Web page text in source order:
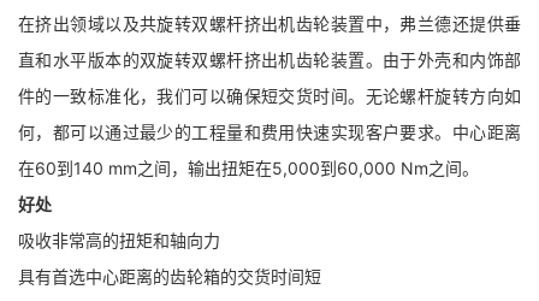
在挤出领域以及共旋转双螺杆挤出机齿轮装置中，弗兰德还提供垂
直和水平版本的双旋转双螺杆挤出机齿轮装置。由于外壳和内饰部
件的一致标准化，我们可以确保短交货时间。无论螺杆旋转方向如
何，都可以通过最少的工程量和费用快速实现客户要求。中心距离
在60到140 mm之间，输出扭矩在5,000到60,000 Nm之间。
好处
吸收非常高的扭矩和轴向力
具有首选中心距离的齿轮箱的交货时间短